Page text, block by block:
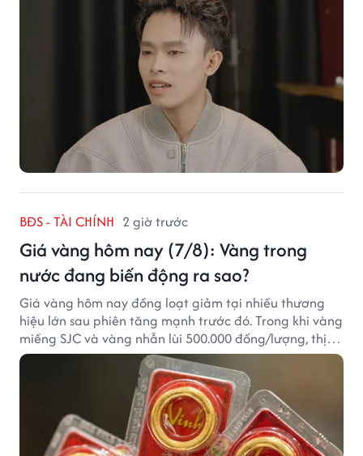
BĐS - TÀI CHÍNH 2 giờ trước
Giá vàng hôm nay (7/8): Vàng trong
nước đang biến động ra sao?
Giá vàng hôm nay đồng loạt giảm tại nhiều thương
hiệu lớn sau phiên tăng mạnh trước đó. Trong khi vàng
miếng SJC và vàng nhẫn lùi 500.000 đồng/lượng, thị
trường vẫn duy trì mặt bằng giá cao, với sự chênh
lệch đáng kể giữa các doanh nghiệp.